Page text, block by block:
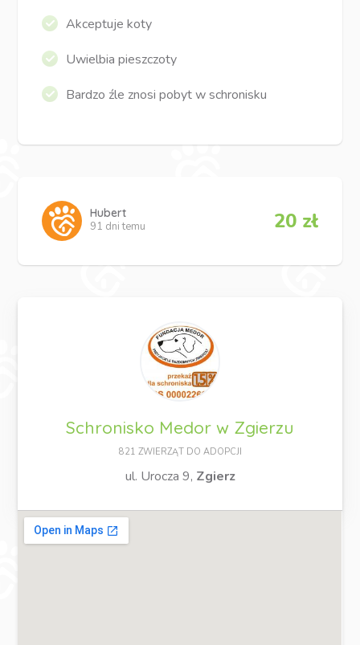
Akceptuje koty
Uwielbia pieszczoty
Bardzo źle znosi pobyt w schronisku
Hubert
91 dni temu
20 zł
Schronisko Medor w Zgierzu
821 ZWIERZĄT DO ADOPCJI
ul. Urocza 9, Zgierz